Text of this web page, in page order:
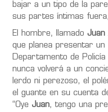
bajar a un tipo de la
sus partes íntimas
El hombre, llamado Juan
que planea presentar un
Departamento de
nunca volverá a un
lerdo ni perezoso, el
el guante en su cuenta
“Oye Juan, tengo una